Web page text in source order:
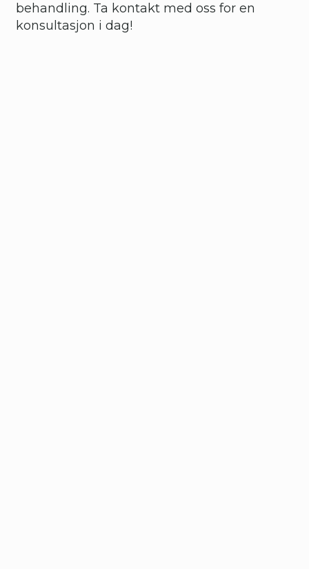
behandling. Ta kontakt med oss for en
konsultasjon i dag!